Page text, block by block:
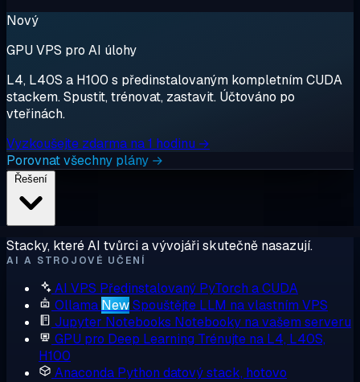
Nový
GPU VPS pro AI úlohy
L4, L40S a H100 s předinstalovaným kompletním CUDA
stackem. Spustit, trénovat, zastavit. Účtováno po
vteřinách.
Vyzkoušejte zdarma na 1 hodinu →
Porovnat všechny plány →
Stacky, které AI tvůrci a vývojáři skutečně nasazují.
AI A STROJOVÉ UČENÍ
AI VPS Předinstalovaný PyTorch a CUDA
Ollama NewSpouštějte LLM na vlastním VPS
Jupyter Notebooks Notebooky na vašem serveru
GPU pro Deep Learning Trénujte na L4, L40S,
H100
Anaconda Python datový stack, hotovo